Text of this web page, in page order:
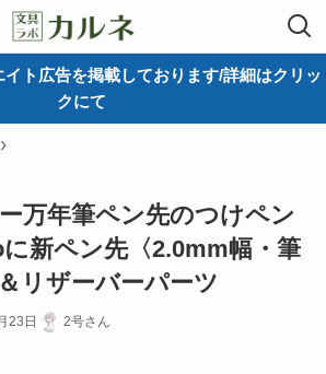
ト広告を掲載しております/詳細はクリッ
クにて
万年筆ペン先のつけペン
新ペン先〈2.0mm幅・筆
リザーバーパーツ
23日 2号さん